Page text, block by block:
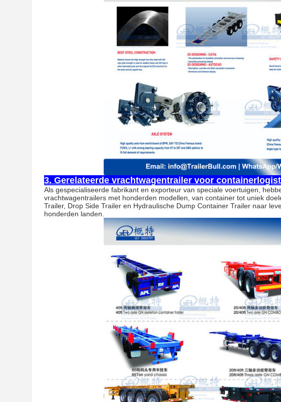
3. Gerelateerde vrachtwagentrailer voor
Als gespecialiseerde fabrikant en exporteur van speciale voertuigen,
vrachtwagentrailers met honderden modellen, van container tot uniek
Trailer, Drop Side Trailer en Hydraulische Dump Container Trailer naar
honderden landen.